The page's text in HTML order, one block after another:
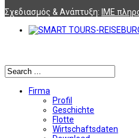
Σχεδιασμός & Ανάπτυξη: ΙΜΕ
Firma
Profil
Geschichte
Flotte
Wirtschaftsdaten